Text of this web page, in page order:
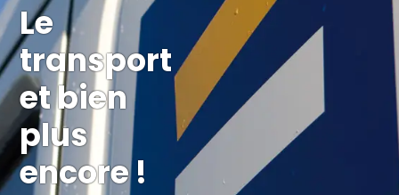
Le
transport
et bien
plus
encore !